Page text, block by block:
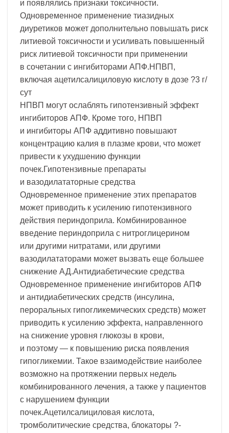
и появлялись признаки токсичности.
Одновременное применение тиазидных
диуретиков может дополнительно повышать риск
литиевой токсичности и усиливать повышенный
риск литиевой токсичности при применении
в сочетании с ингибиторами АПФ.НПВП,
включая ацетилсалициловую кислоту в дозе ?3 г/
сут
НПВП могут ослаблять гипотензивный эффект
ингибиторов АПФ. Кроме того, НПВП
и ингибиторы АПФ аддитивно повышают
концентрацию калия в плазме крови, что может
привести к ухудшению функции
почек.Гипотензивные препараты
и вазодилататорные средства
Одновременное применение этих препаратов
может приводить к усилению гипотензивного
действия периндоприла. Комбинированное
введение периндоприла с нитроглицерином
или другими нитратами, или другими
вазодилататорами может вызвать еще большее
снижение АД.Антидиабетические средства
Одновременное применение ингибиторов АПФ
и антидиабетических средств (инсулина,
пероральных гипогликемических средств) может
приводить к усилению эффекта, направленного
на снижение уровня глюкозы в крови,
и поэтому — к повышению риска появления
гипогликемии. Такое взаимодействие наиболее
возможно на протяжении первых недель
комбинированного лечения, а также у пациентов
с нарушением функции
почек.Ацетилсалициловая кислота,
тромболитические средства, блокаторы ?-